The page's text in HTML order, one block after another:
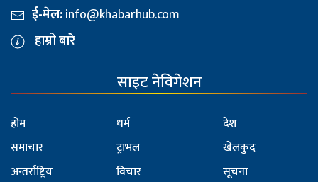
ई-मेल:info@khabarhub.com
हाम्रो बारे
साइट नेविगेशन
होम
समाचार
अन्तर्राष्ट्रिय
धर्म
ट्राभल
विचार
देश
खेलकुद
सूचना